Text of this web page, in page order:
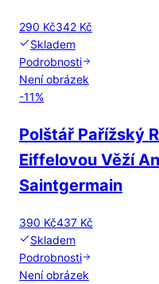
290 Kč342 Kč
Skladem
Podrobnosti
Není obrázek
-11%
Polštář Pařížský
Eiffelovou Věží
Saintgermain
390 Kč437 Kč
Skladem
Podrobnosti
Není obrázek